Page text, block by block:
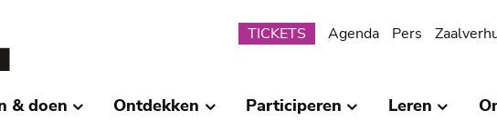
Submenu
TICKETS Agenda Pers
& doen Ontdekken Participeren Leren